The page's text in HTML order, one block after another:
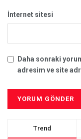
İnternet sitesi
Daha sonraki
adresim ve site
Trend